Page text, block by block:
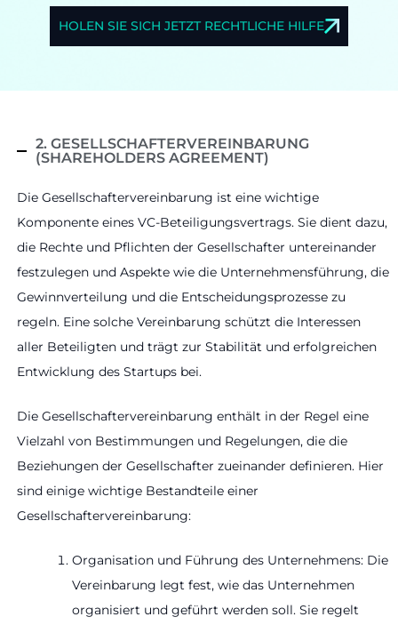
HOLEN SIE SICH JETZT RECHTLICHE HILFE
2. GESELLSCHAFTERVEREINBARUNG
(SHAREHOLDERS AGREEMENT)
Die Gesellschaftervereinbarung ist eine wichtige
Komponente eines VC-Beteiligungsvertrags. Sie dient dazu,
die Rechte und Pflichten der Gesellschafter untereinander
festzulegen und Aspekte wie die Unternehmensführung, die
Gewinnverteilung und die Entscheidungsprozesse zu
regeln. Eine solche Vereinbarung schützt die Interessen
aller Beteiligten und trägt zur Stabilität und erfolgreichen
Entwicklung des Startups bei.
Die Gesellschaftervereinbarung enthält in der Regel eine
Vielzahl von Bestimmungen und Regelungen, die die
Beziehungen der Gesellschafter zueinander definieren. Hier
sind einige wichtige Bestandteile einer
Gesellschaftervereinbarung:
Organisation und Führung des Unternehmens: Die
Vereinbarung legt fest, wie das Unternehmen
organisiert und geführt werden soll. Sie regelt